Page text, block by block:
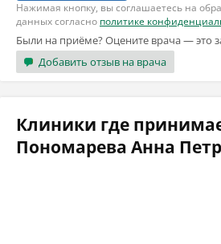
Нажимая кнопку, вы соглашаетесь на
данных согласно политике
Были на приёме? Оцените врача — это
Добавить отзыв на врача
Клиники где
Пономарева Анна